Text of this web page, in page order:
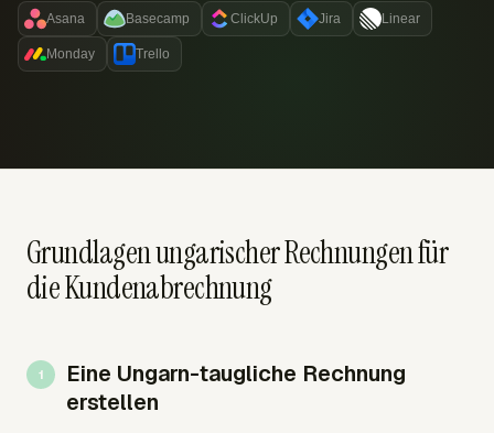
Asana Basecamp ClickUp Jira Linear
Monday Trello
Grundlagen ungarischer Rechnungen für
die Kundenabrechnung
Eine Ungarn-taugliche Rechnung
erstellen